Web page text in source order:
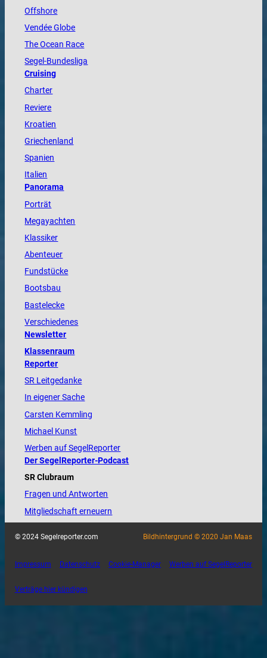
Offshore
VendéeGlobe
TheOcean Race
Segel-Bundesliga
Cruising
Charter
Reviere
Kroatien
Griechenland
Spanien
Italien
Panorama
Porträt
Megayachten
Klassiker
Abenteuer
Fundstücke
Bootsbau
Bastelecke
Verschiedenes
Newsletter
Klassenraum
Reporter
SR Leitgedanke
In eigener Sache
Carsten Kemmling
Michael Kunst
Werben auf SegelReporter
Der SegelReporter-Podcast
SR Clubraum
Fragen und Antworten
Mitgliedschaft erneuern
© 2024 Segelreporter.com Bildhintergrund © 2020 Jan Maas
Impressum Datenschutz Cookie-Manager Werben auf SegelReporter
Verträge hier kündigen